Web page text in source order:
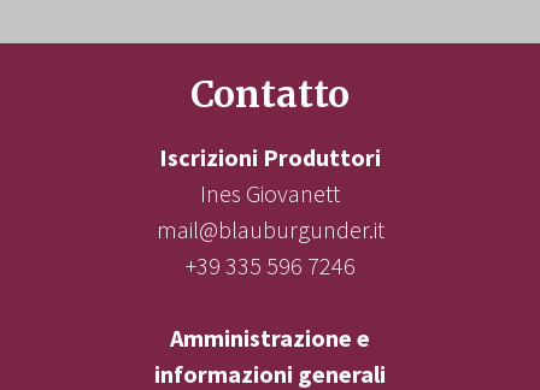
Contatto
Iscrizioni Produttori
Ines Giovanett
mail@blauburgunder.it
+39 335 596 7246
Amministrazione e
informazioni generali